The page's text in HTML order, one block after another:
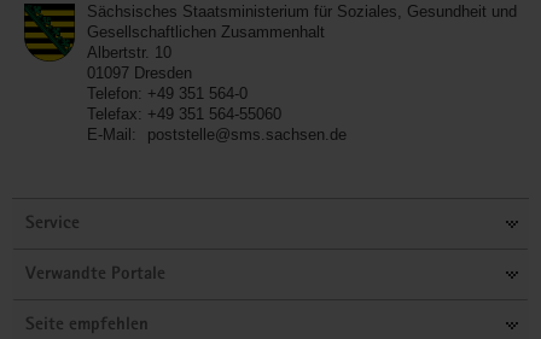
Sächsisches Staatsministerium für Soziales, Gesundheit und
Gesellschaftlichen Zusammenhalt
Albertstr. 10
01097 Dresden
Telefon: +49 351 564-0
Telefax: +49 351 564-55060
E-Mail:
poststelle@sms.sachsen.de
Service
Verwandte Portale
Seite empfehlen